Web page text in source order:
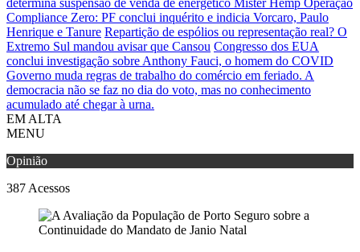
determina suspensão de venda de energético Mister Hemp Operação
Compliance Zero: PF conclui inquérito e indicia Vorcaro, Paulo
Henrique e Tanure Repartição de espólios ou representação real? O
Extremo Sul mandou avisar que Cansou Congresso dos EUA
conclui investigação sobre Anthony Fauci, o homem do COVID
Governo muda regras de trabalho do comércio em feriado. A
democracia não se faz no dia do voto, mas no conhecimento
acumulado até chegar à urna.
EM ALTA
MENU
Opinião
387 Acessos